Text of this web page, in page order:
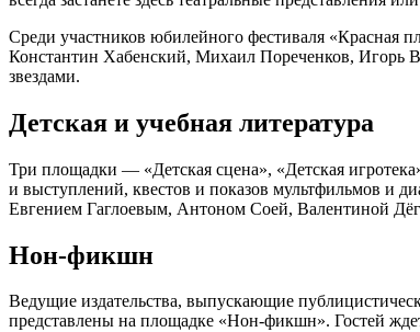
Среди участников юбилейного фестиваля
Константин Хабенский, Михаил Пореченков, Игорь
звездами.
Детская и учебная литература
Три площадки — «Детская сцена», «Детская
и выступлений, квестов и показов мультфильмов и
Евгением Гаглоевым, Антоном Соей, Валентиной
Нон-фикшн
Ведущие издательства, выпускающие
представлены на площадке «Нон-фикшн». Гостей